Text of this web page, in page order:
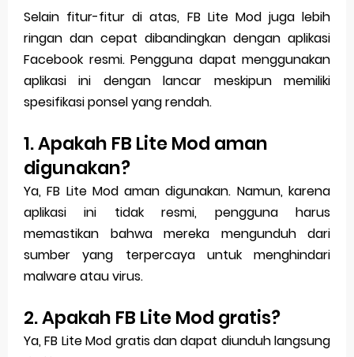
Selain fitur-fitur di atas, FB Lite Mod juga lebih
ringan dan cepat dibandingkan dengan aplikasi
Facebook resmi. Pengguna dapat menggunakan
aplikasi ini dengan lancar meskipun memiliki
spesifikasi ponsel yang rendah.
1. Apakah FB Lite Mod aman
digunakan?
Ya, FB Lite Mod aman digunakan. Namun, karena
aplikasi ini tidak resmi, pengguna harus
memastikan bahwa mereka mengunduh dari
sumber yang terpercaya untuk menghindari
malware atau virus.
2. Apakah FB Lite Mod gratis?
Ya, FB Lite Mod gratis dan dapat diunduh langsung